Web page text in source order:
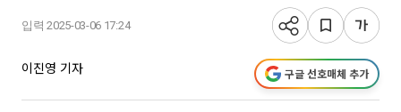
입력 2025-03-06 17:24
이진영 기자 구글 선호매체 추가